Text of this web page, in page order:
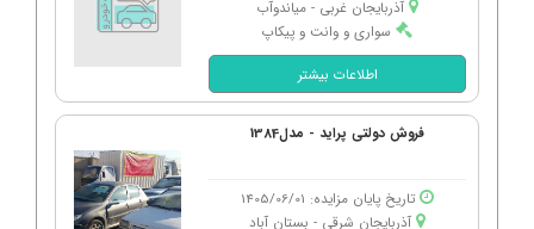
آذربایجان غربی - میاندوآب
سواری و وانت و پیکاپ
اطلاعات بیشتر
فروش دولتی پراید - مدل1384
تاریخ پایان مزایده: 1405/06/01
آذربایجان شرقی - بستان آباد